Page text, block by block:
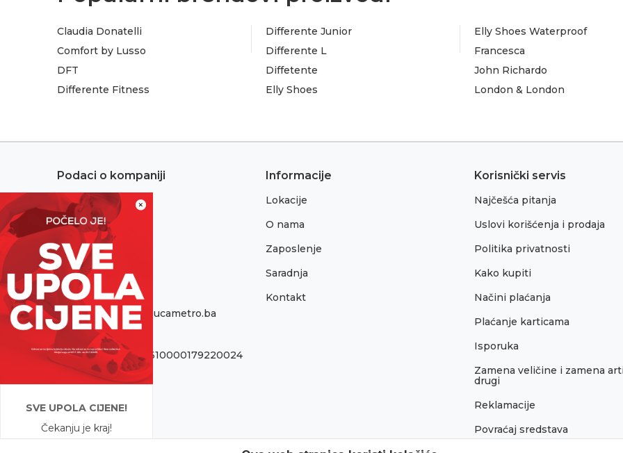
×
SVE UPOLA CIJENE!
Čekanju je kraj!
Claudia Donatelli
Comfort by Lusso
DFT
Differente Fitness
Differente Junior
Differente L
Diffetente
Elly Shoes
Elly Shoes Waterproof
Francesca
John Richardo
London & London
Podaci o kompaniji
Adresa:
Sremska 1
76300 Bijeljina
Telefon:
065/052-193
Email:
onlinepodrska@obucametro.ba
Račun:
Raiffeisen banka 1610000179220024
PIB:
Matični broj:
11146040
Informacije
Lokacije
O nama
Zaposlenje
Saradnja
Kontakt
Korisnički servis
Najčešća pitanja
Uslovi korišćenja i prodaja
Politika privatnosti
Kako kupiti
Načini plaćanja
Plaćanje karticama
Isporuka
Zamena veličine i zamena
drugi
Reklamacije
Povraćaj sredstava